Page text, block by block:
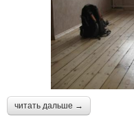
читать дальше →